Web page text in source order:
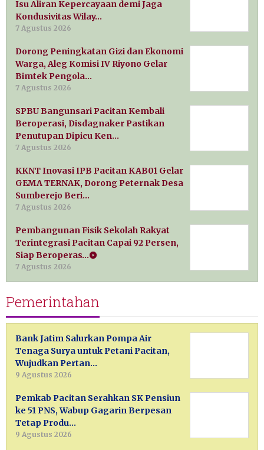
Isu Aliran Kepercayaan demi Jaga
Kondusivitas Wilay…
7 Agustus 2026
Dorong Peningkatan Gizi dan Ekonomi
Warga, Aleg Komisi IV Riyono Gelar
Bimtek Pengola…
7 Agustus 2026
SPBU Bangunsari Pacitan Kembali
Beroperasi, Disdagnaker Pastikan
Penutupan Dipicu Ken…
7 Agustus 2026
KKNT Inovasi IPB Pacitan KAB01 Gelar
GEMA TERNAK, Dorong Peternak Desa
Sumberejo Beri…
7 Agustus 2026
Pembangunan Fisik Sekolah Rakyat
Terintegrasi Pacitan Capai 92 Persen,
Siap Beroperas…
7 Agustus 2026
Pemerintahan
Bank Jatim Salurkan Pompa Air
Tenaga Surya untuk Petani Pacitan,
Wujudkan Pertan…
9 Agustus 2026
Pemkab Pacitan Serahkan SK Pensiun
ke 51 PNS, Wabup Gagarin Berpesan
Tetap Produ…
9 Agustus 2026